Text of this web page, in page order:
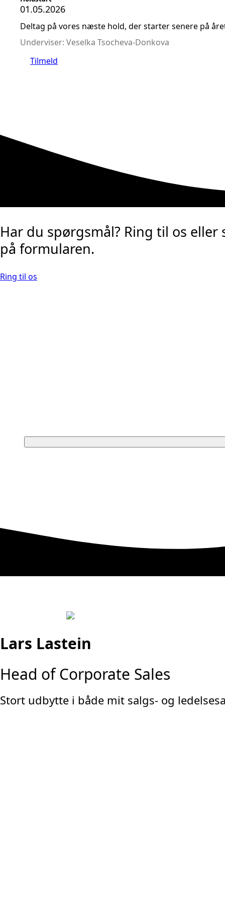
01.05.2026
Deltag på vores næste hold, der starter senere på
Underviser: Veselka Tsocheva-Donkova
Tilmeld
Har du spørgsmål? Ring til os eller
på formularen.
Ring til os
Lars Lastein
Head of Corporate Sales
Stort udbytte i både mit salgs- og